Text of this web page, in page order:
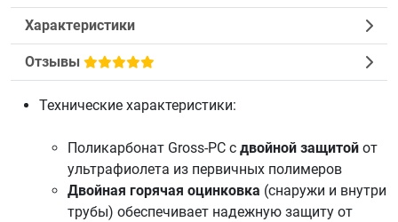
Характеристики
Отзывы
Технические характеристики:
Поликарбонат Gross-PC с двойной защитой от
ультрафиолета из первичных полимеров
Двойная горячая оцинковка (снаружи и внутри
трубы) обеспечивает надежную защиту от